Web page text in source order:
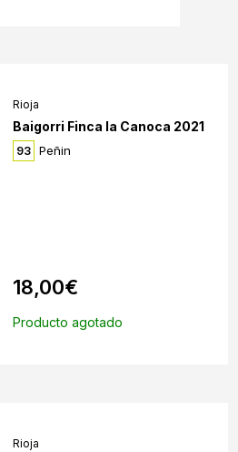
Rioja
Baigorri Finca la Canoca 2021
93 Peñin
18,00€
Producto agotado
Rioja